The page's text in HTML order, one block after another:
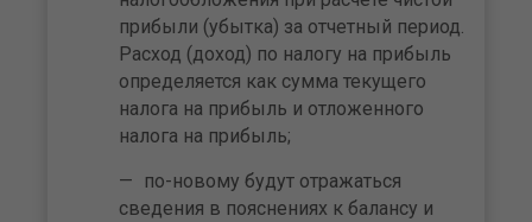
прибыли (убытка) за отчетный период.
Расход (доход) по налогу на прибыль
определяется как сумма текущего
налога на прибыль и отложенного
налога на прибыль;
по-новому будут отражаться
сведения в пояснениях к балансу и